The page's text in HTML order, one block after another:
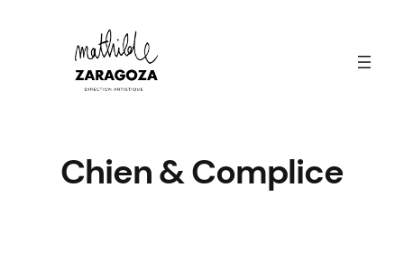
Chien & Complice